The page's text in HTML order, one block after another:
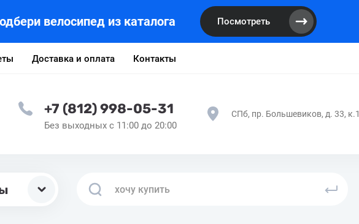
велосипед из каталога Посмотреть
Доставка и оплата Контакты
+7 (812) 998-05-31
Без выходных с 11:00 до 20:00
СПб, пр. Большевиков, д. 33, к.1